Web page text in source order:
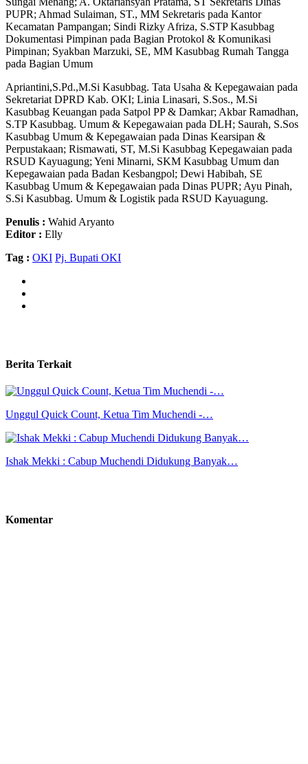
PUPR; Ahmad Sulaiman, ST., MM Sekretaris pada Kantor
Kecamatan Pampangan; Sindi Rizky Afriza, S.STP Kasubbag
Dokumentasi Pimpinan pada Bagian Protokol & Komunikasi
Pimpinan; Syakban Marzuki, SE, MM Kasubbag Rumah Tangga
pada Bagian Umum
Apriantini,S.Pd.,M.Si Kasubbag. Tata Usaha & Kepegawaian pada
Sekretariat DPRD Kab. OKI; Linia Linasari, S.Sos., M.Si
Kasubbag Keuangan pada Satpol PP & Damkar; Akbar Ramadhan,
S.TP Kasubbag. Umum & Kepegawaian pada DLH; Saurah, S.Sos
Kasubbag Umum & Kepegawaian pada Dinas Kearsipan &
Perpustakaan; Rismawati, ST, M.Si Kasubbag Kepegawaian pada
RSUD Kayuagung; Yeni Minarni, SKM Kasubbag Umum dan
Kepegawaian pada Badan Kesbangpol; Dewi Habibah, SE
Kasubbag Umum & Kepegawaian pada Dinas PUPR; Ayu Pinah,
S.Si Kasubbag. Umum & Logistik pada RSUD Kayuagung.
Penulis : Wahid Aryanto
Editor : Elly
Tag : OKI Pj. Bupati OKI
Berita Terkait
Unggul Quick Count, Ketua Tim Muchendi -…
Ishak Mekki : Cabup Muchendi Didukung Banyak…
Komentar